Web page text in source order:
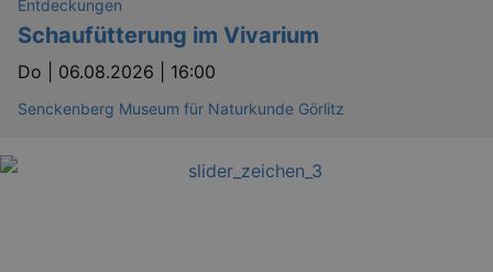
Entdeckungen
Schaufütterung im Vivarium
Do | 06.08.2026 | 16:00
Senckenberg Museum für Naturkunde Görlitz